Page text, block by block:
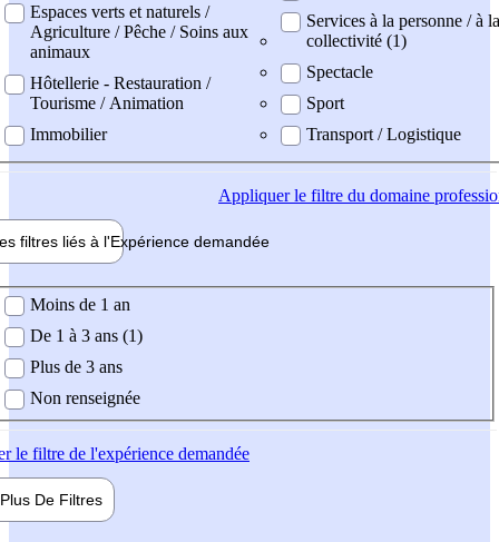
Espaces verts et naturels /
Agriculture / Pêche / Soins aux
animaux
Hôtellerie - Restauration /
Tourisme / Animation
Immobilier
Services à la personne / à la
collectivité (1)
Spectacle
Sport
Transport / Logistique
Appliquerle filtre du domaine
filtres liés à l'Expérience demandée
demandée
Moins de 1 an
De 1 à 3 ans (1)
Plus de 3 ans
Non renseignée
le filtre de l'expérience demandée
Plus De Filtres